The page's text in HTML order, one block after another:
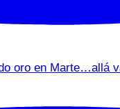
oro en Marte…allá